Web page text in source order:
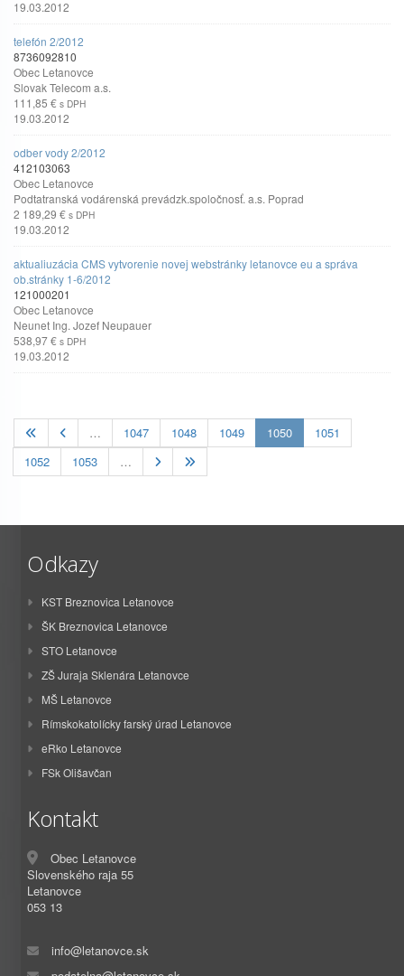
19.03.2012
telefón 2/2012
8736092810
Obec Letanovce
Slovak Telecom a.s.
111,85 € s DPH
19.03.2012
odber vody 2/2012
412103063
Obec Letanovce
Podtatranská vodárenská prevádzk.spoločnosť. a.s. Poprad
2 189,29 € s DPH
19.03.2012
aktualiuzácia CMS vytvorenie novej webstránky letanovce eu a správa
ob.stránky 1-6/2012
121000201
Obec Letanovce
Neunet Ing. Jozef Neupauer
538,97 € s DPH
19.03.2012
… 1047 1048 1049 1050(current)
1051
1052
1053 …
Odkazy
KST Breznovica Letanovce
ŠK Breznovica Letanovce
STO Letanovce
ZŠ Juraja Sklenára Letanovce
MŠ Letanovce
Rímskokatolícky farský úrad Letanovce
eRko Letanovce
FSk Olišavčan
Kontakt
Obec Letanovce
Slovenského raja 55
Letanovce
053 13
info@letanovce.sk